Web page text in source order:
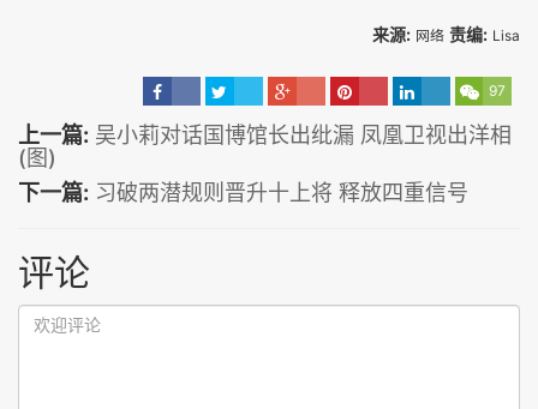
来源: 网络 责编: Lisa
97
上一篇: 吴小莉对话国博馆长出纰漏 凤凰卫视出洋相
(图)
下一篇: 习破两潜规则晋升十上将 释放四重信号
评论